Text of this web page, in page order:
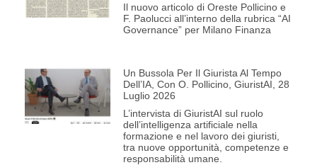
Il nuovo articolo di Oreste Pollicino e
F. Paolucci all’interno della rubrica “AI
Governance” per Milano Finanza
Un Bussola Per Il Giurista Al Tempo
Dell’IA, Con O. Pollicino, GiuristAI, 28
Luglio 2026
L’intervista di GiuristAI sul ruolo
dell’intelligenza artificiale nella
formazione e nel lavoro dei giuristi,
tra nuove opportunità, competenze e
responsabilità umane.